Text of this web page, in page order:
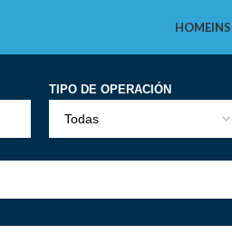
HOME
TIPO DE OPERACIÓN